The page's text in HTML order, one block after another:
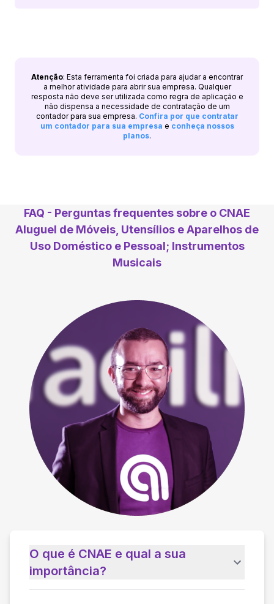
Atenção: Esta ferramenta foi criada para ajudar a encontrar
a melhor atividade para abrir sua empresa. Qualquer
resposta não deve ser utilizada como regra de aplicação e
não dispensa a necessidade de contratação de um
contador para sua empresa. Confira por que contratar
um contador para sua empresa e conheça nossos
planos.
FAQ - Perguntas frequentes sobre o CNAE
Aluguel de Móveis, Utensílios e Aparelhos de
Uso Doméstico e Pessoal; Instrumentos
Musicais
O que é CNAE e qual a sua
importância?